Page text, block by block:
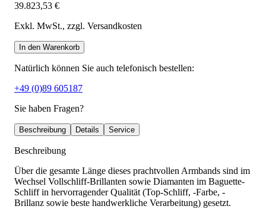
39.823,53 €
Exkl. MwSt., zzgl. Versandkosten
In den Warenkorb
Natürlich können Sie auch telefonisch bestellen:
+49 (0)89 605187
Sie haben Fragen?
Beschreibung Details Service
Beschreibung
Über die gesamte Länge dieses prachtvollen Armbands sind im
Wechsel Vollschliff-Brillanten sowie Diamanten im Baguette-
Schliff in hervorragender Qualität (Top-Schliff, -Farbe, -
Brillanz sowie beste handwerkliche Verarbeitung) gesetzt.